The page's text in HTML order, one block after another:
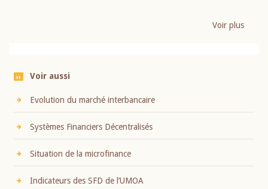
Voir plus
Voir aussi
Evolution du marché interbancaire
Systèmes Financiers Décentralisés
Situation de la microfinance
Indicateurs des SFD de l’UMOA